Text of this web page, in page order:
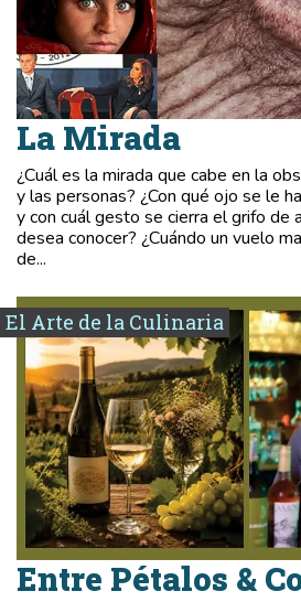
La Mirada
¿Cuál es la mirada que cabe en la
y las personas? ¿Con qué ojo se le
y con cuál gesto se cierra el grifo de
desea conocer? ¿Cuándo un vuelo
de...
El Arte de la Culinaria
Entre Pétalos &